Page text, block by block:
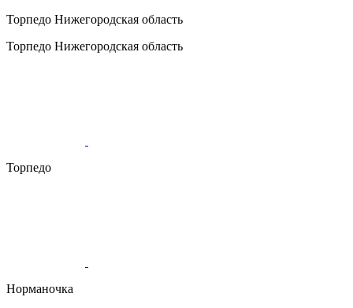
Торпедо Нижегородская область
Торпедо Нижегородская область
Торпедо
Норманочка